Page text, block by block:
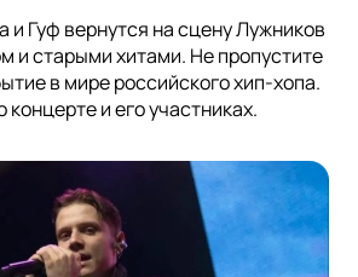
и Гуф вернутся на сцену Лужников
и старыми хитами. Не пропустите
в мире российского хип-хопа.
и его участниках.